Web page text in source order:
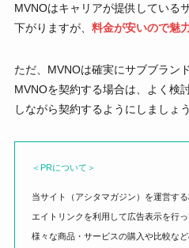
MVNOはキャリアが提供している
下がりますが、 料金が安いので魅
ただ、MVNOは確実にサブブラン
MVNOを契約する場合は、よく検
しながら契約するようにしましょう
＜PRについて＞
当サイト（アシタマガジン）を運営す
エイトリンクを利用して広告表示を行
様々な商品・サービスの購入や比較な